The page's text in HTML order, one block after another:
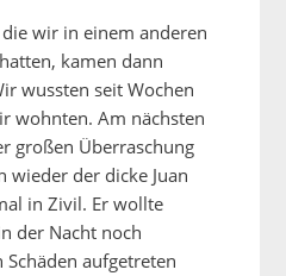
wir in einem anderen
kamen dann
wussten seit Wochen
wohnten. Am nächsten
großen Überraschung
wieder der dicke Juan
in Zivil. Er wollte
der Nacht noch
aufgetreten